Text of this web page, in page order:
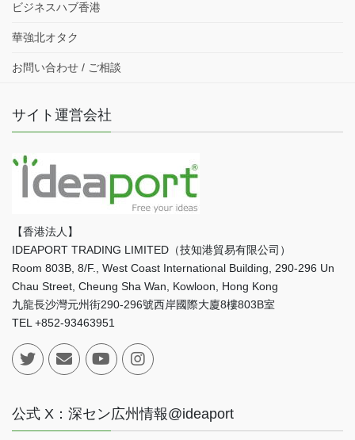
ビジネスハブ香港
華強北オタク
お問い合わせ / ご相談
サイト運営会社
【香港法人】
IDEAPORT TRADING LIMITED（技知港貿易有限公司）
Room 803B, 8/F., West Coast International Building, 290-296 Un
Chau Street, Cheung Sha Wan, Kowloon, Hong Kong
九龍長沙灣元州街290-296號西岸國際大廈8樓803B室
TEL +852-93463951
公式 X：深セン広州情報@ideaport